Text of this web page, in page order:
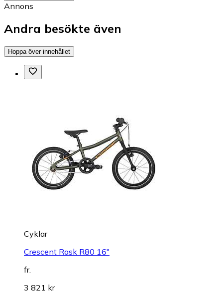
Annons
Andra besökte även
Hoppa över innehållet
Cyklar
Crescent Rask R80 16"
fr.
3 821 kr